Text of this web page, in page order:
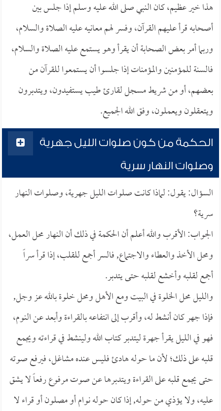
هذا خير عظيم، كان النبي صلى الله عليه وسلم إذا جلس بين
أصحابه قرأ عليهم القرآن، وفسر لهم معانيه عليه الصلاة والسلام،
وربما أمر بعض الصحابة أن يقرأ وهو يستمع عليه الصلاة والسلام،
فالسنة للمؤمنين والمؤمنات إذا جلسوا أن يستمعوا للقرآن من
بعضهم، أو من شريط مسجل لقارئ طيب يستفيدون، ويتدبرون
ويتعقلون ويعملون، وفق الله الجميع.
الحكمة من كون صلوات الليل جهرية
وصلوات النهار سرية
السؤال: يقول: لماذا كانت صلوات الليل جهرية، وصلوات النهار
سرية؟
الجواب: الأقرب والله أعلم أن الحكمة في ذلك أن النهار محل العمل،
ومحل الأخذ والعطاء والاجتماع, فالسر أجمع للقلب، إذا قرأ سراً
أجمع لقلبه وأخشع لقلبه حتى يتدبر.
والليل محل الخلوة في البيت ومع الأهل ومحل خلوة بالله عز وجل,
فإذا جهر كان أنشط له، وأقرب إلى انتفاعه بالقراءة وأبعد عن النوم،
فهو في الليل يقرأ جهرة ليتدبر كتاب الله ولينشط في قراءته ويجمع
قلبه على ذلك؛ لأن ما حوله هادئ فليس عنده مشاغل، فيرفع صوته
حتى يجمع قلبه على القراءة ويتدبرها عن صوت مرفوع رفعاً لا يشق
عليه، ولا يؤذي من حوله, إذا كان حوله نوام أو مصلون أو قراء لا